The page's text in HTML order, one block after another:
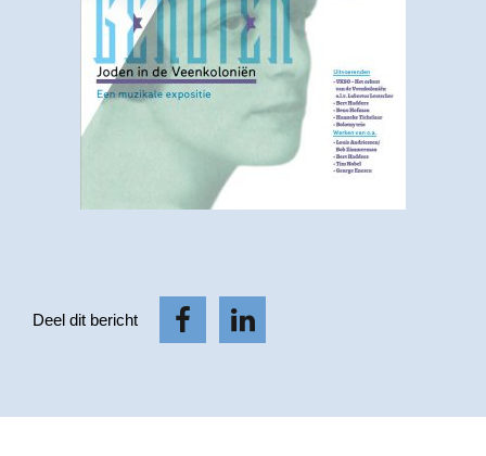
Deel dit bericht